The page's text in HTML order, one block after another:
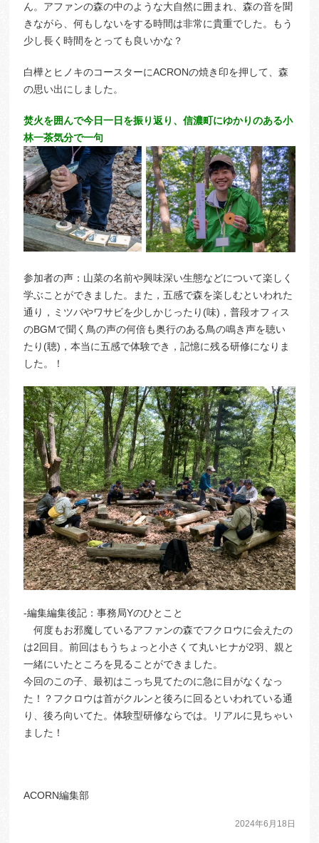
ん。アファンの森の中のような大自然に囲まれ、森の音を聞
きながら、何もしないをする時間は非常に貴重でした。もう
少し長く時間をとっても良いかな？
白樺とヒノキのコースターにACRONの焼き印を押して、森
の思い出にしました。
焚火を囲んで今日一日を振り返り、信濃町にゆかりのある小
林一茶気分で一句
参加者の声：山菜の名前や興味深い生態などについて楽しく
学ぶことができました。また，五感で森を楽しむといわれた
通り，ミツバやワサビを少しかじったり(味)，普段オフィス
のBGMで聞く鳥の声の何倍も奥行のある鳥の鳴き声を聴い
たり(聴)，本当に五感で体験でき，記憶に残る研修になりま
した。！
-編集編集後記：事務局Yのひとこと
何度もお邪魔しているアファンの森でフクロウに会えたの
は2回目。前回はもうちょっと小さくて丸いヒナが2羽、親と
一緒にいたところを見ることができました。
今回のこの子、最初はこっち見てたのに急に目がなくなっ
た！？フクロウは首がクルンと後ろに回るといわれている通
り、後ろ向いてた。体験型研修ならでは。リアルに見ちゃい
ました！
ACORN編集部
2024年6月18日